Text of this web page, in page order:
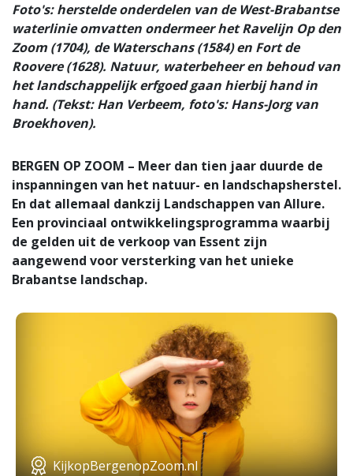
Foto's: herstelde onderdelen van de West-Brabantse
waterlinie omvatten ondermeer het Ravelijn Op den
Zoom (1704), de Waterschans (1584) en Fort de
Roovere (1628). Natuur, waterbeheer en behoud van
het landschappelijk erfgoed gaan hierbij hand in
hand. (Tekst: Han Verbeem, foto's: Hans-Jorg van
Broekhoven).
BERGEN OP ZOOM – Meer dan tien jaar duurde de
inspanningen van het natuur- en landschapsherstel.
En dat allemaal dankzij Landschappen van Allure.
Een provinciaal ontwikkelingsprogramma waarbij
de gelden uit de verkoop van Essent zijn
aangewend voor versterking van het unieke
Brabantse landschap.
KijkopBergenopZoom.nl